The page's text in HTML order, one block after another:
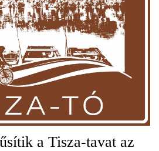
a Tisza-tavat az